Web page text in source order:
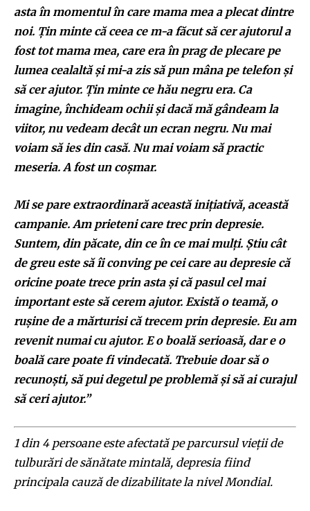
asta în momentul în care mama mea a plecat dintre
noi. Țin minte că ceea ce m-a făcut să cer ajutorul a
fost tot mama mea, care era în prag de plecare pe
lumea cealaltă și mi-a zis să pun mâna pe telefon și
să cer ajutor. Țin minte ce hău negru era. Ca
imagine, închideam ochii și dacă mă gândeam la
viitor, nu vedeam decât un ecran negru. Nu mai
voiam să ies din casă. Nu mai voiam să practic
meseria. A fost un coșmar.
Mi se pare extraordinară această inițiativă, această
campanie. Am prieteni care trec prin depresie.
Suntem, din păcate, din ce în ce mai mulți. Știu cât
de greu este să îi conving pe cei care au depresie că
oricine poate trece prin asta și că pasul cel mai
important este să cerem ajutor. Există o teamă, o
rușine de a mărturisi că trecem prin depresie. Eu am
revenit numai cu ajutor. E o boală serioasă, dar e o
boală care poate fi vindecată. Trebuie doar să o
recunoști, să pui degetul pe problemă și să ai curajul
să ceri ajutor.”
1 din 4 persoane este afectată pe parcursul vieții de
tulburări de sănătate mintală, depresia fiind
principala cauză de dizabilitate la nivel Mondial.